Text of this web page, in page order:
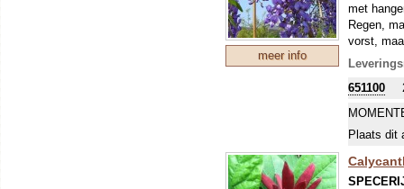
meer info
met
Regen,
vorst,
Uiteraard
651100
Plaats dit